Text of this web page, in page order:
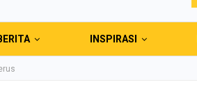
INSPIRASI